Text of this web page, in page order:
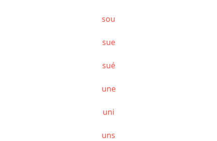
sou
sue
sué
une
uni
uns